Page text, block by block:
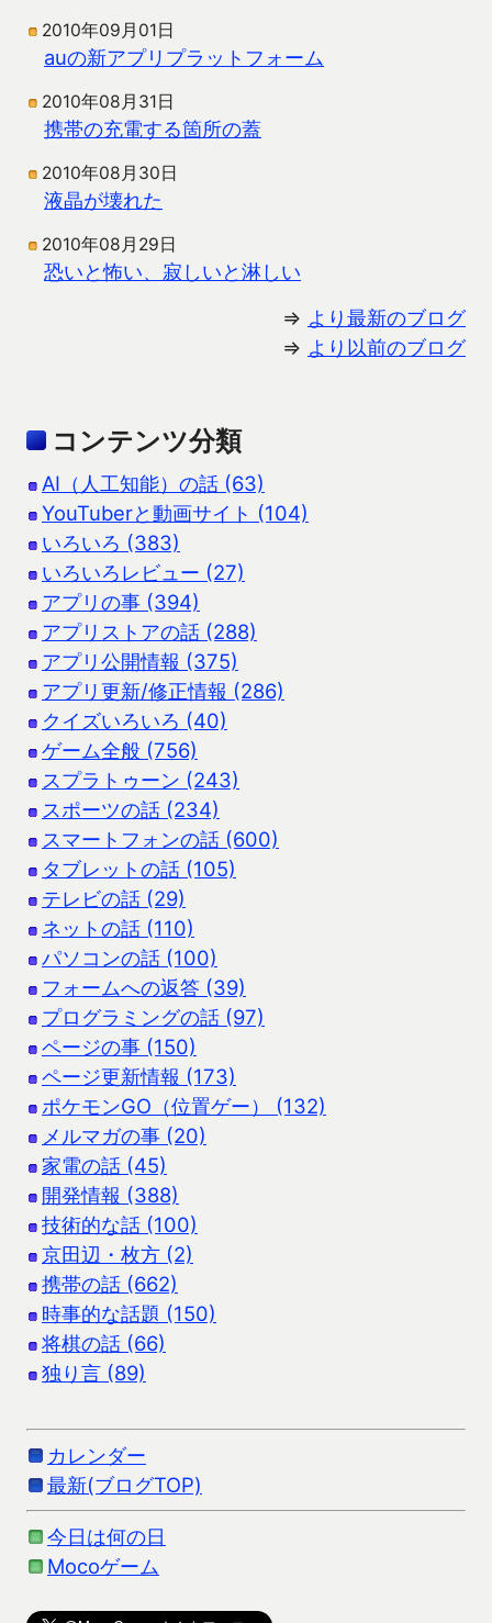
2010年09月01日
auの新アプリプラットフォーム
2010年08月31日
携帯の充電する箇所の蓋
2010年08月30日
液晶が壊れた
2010年08月29日
恐いと怖い、寂しいと淋しい
⇒ より最新のブログ
⇒ より以前のブログ
コンテンツ分類
AI（人工知能）の話 (63)
YouTuberと動画サイト (104)
いろいろ (383)
いろいろレビュー (27)
アプリの事 (394)
アプリストアの話 (288)
アプリ公開情報 (375)
アプリ更新/修正情報 (286)
クイズいろいろ (40)
ゲーム全般 (756)
スプラトゥーン (243)
スポーツの話 (234)
スマートフォンの話 (600)
タブレットの話 (105)
テレビの話 (29)
ネットの話 (110)
パソコンの話 (100)
フォームへの返答 (39)
プログラミングの話 (97)
ページの事 (150)
ページ更新情報 (173)
ポケモンGO（位置ゲー） (132)
メルマガの事 (20)
家電の話 (45)
開発情報 (388)
技術的な話 (100)
京田辺・枚方 (2)
携帯の話 (662)
時事的な話題 (150)
将棋の話 (66)
独り言 (89)
カレンダー
最新(ブログTOP)
今日は何の日
Mocoゲーム